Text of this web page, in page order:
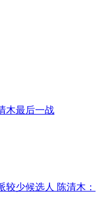
木最后一战
较少候选人 陈清木：